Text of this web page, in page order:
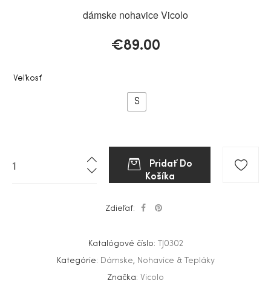
dámske nohavice Vicolo
€89.00
Veľkosť
S
Pridať Do
Košíka
Zdieľať:
Katalógové číslo:
TJ0302
Kategórie: Dámske, Nohavice & Tepláky
Značka: Vicolo